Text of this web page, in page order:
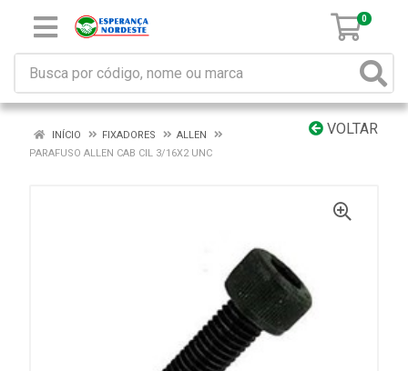
0
VOLTAR
INÍCIO FIXADORES
ALLEN
PARAFUSO ALLEN CAB CIL 3/16X2 UNC